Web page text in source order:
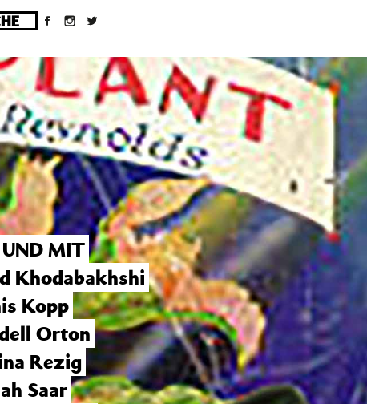
10/d43051023/htdocs/wordpress/wp-
MIT
Khodabakhshi
Kopp
Orton
Rezig
Saar